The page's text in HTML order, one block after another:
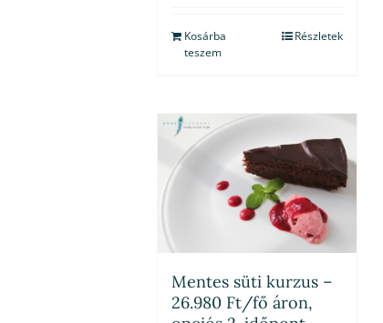
Kosárba
teszem
Részletek
Mentes süti kurzus –
26.980 Ft/fő áron,